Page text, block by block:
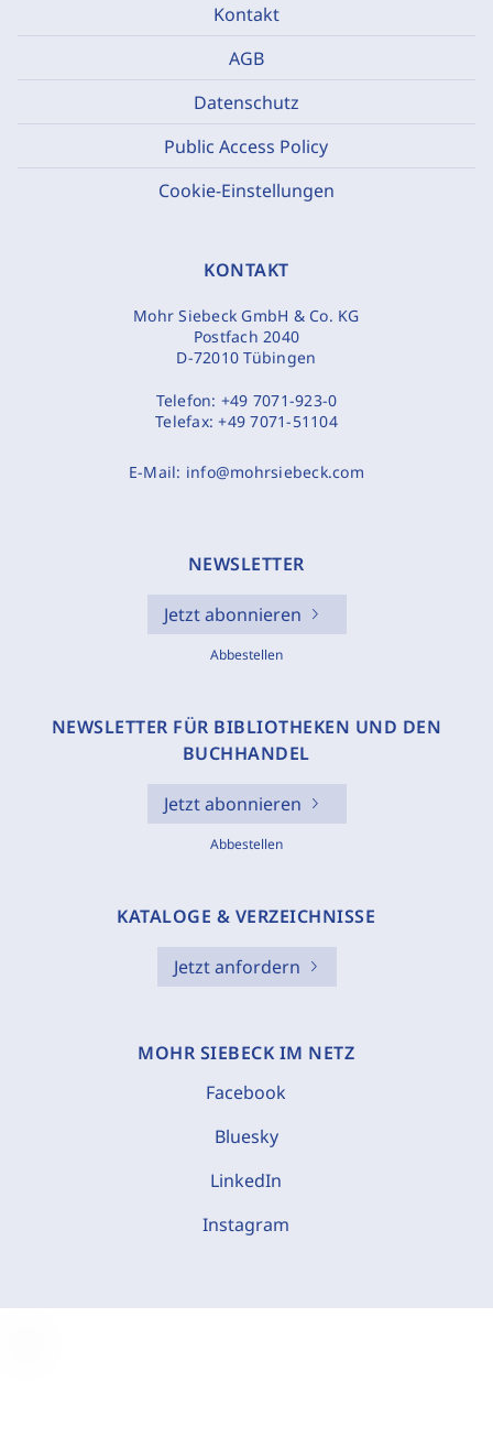
Kontakt
AGB
Datenschutz
Public Access Policy
Cookie-Einstellungen
KONTAKT
Mohr Siebeck GmbH & Co. KG
Postfach 2040
D-72010 Tübingen
Telefon: +49 7071-923-0
Telefax:+49 7071-51104
E-Mail: info@mohrsiebeck.com
NEWSLETTER
Jetzt abonnieren
Abbestellen
NEWSLETTER FÜR BIBLIOTHEKEN UND DEN
BUCHHANDEL
Jetzt abonnieren
Abbestellen
KATALOGE & VERZEICHNISSE
Jetzt anfordern
MOHR SIEBECK IM NETZ
Facebook
Bluesky
LinkedIn
Instagram